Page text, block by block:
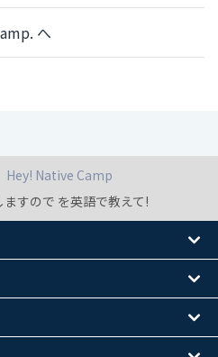
へ
Hey! Native Camp
すので を英語で教えて!